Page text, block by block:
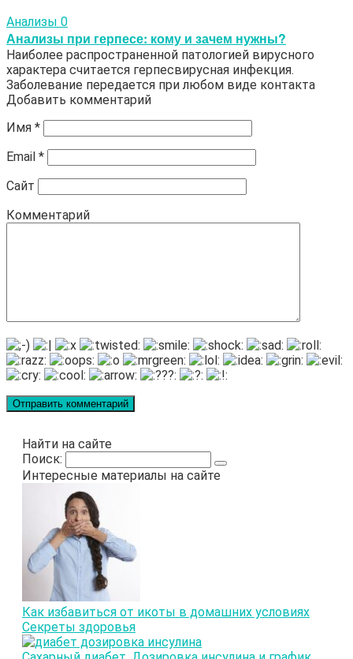
Анализы 0
Анализы при герпесе: кому и зачем нужны?
Наиболее распространенной патологией вирусного
характера считается герпесвирусная инфекция.
Заболевание передается при любом виде контакта
Добавить комментарий
Имя *
Email *
Сайт
Комментарий
Найти на сайте
Поиск:
Интересные материалы на сайте
Как избавиться от икоты в домашних условиях
Секреты здоровья